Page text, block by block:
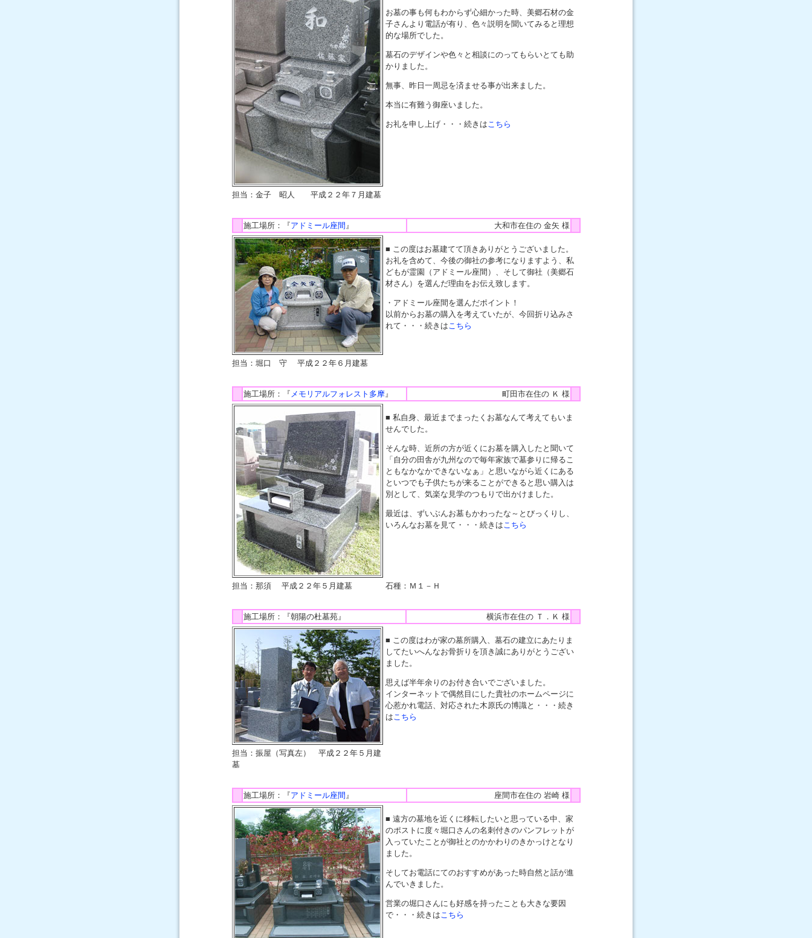
お墓の事も何もわからず心細かった時、美郷石材の金
子さんより電話が有り、色々説明を聞いてみると理想
的な場所でした。
墓石のデザインや色々と相談にのってもらいとても助
かりました。
無事、昨日一周忌を済ませる事が出来ました。
本当に有難う御座いました。
お礼を申し上げ・・・続きはこちら
担当：金子 昭人 平成２２年７月建墓
施工場所：『アドミール座間 』 大和市在住の 金矢 様
■ この度はお墓建てて頂きありがとうございました。
お礼を含めて、今後の御社の参考になりますよう、私
どもが霊園（アドミール座間）、そして御社（美郷石
材さん）を選んだ理由をお伝え致します。
・アドミール座間を選んだポイント！
以前からお墓の購入を考えていたが、今回折り込みさ
れて・・・続きはこちら
担当：堀口 守 平成２２年６月建墓
施工場所：『 メモリアルフォレスト多摩』 町田市在住の Ｋ 様
■ 私自身、最近までまったくお墓なんて考えてもいま
せんでした。
そんな時、近所の方が近くにお墓を購入したと聞いて
「自分の田舎が九州なので毎年家族で墓参りに帰るこ
ともなかなかできないなぁ」と思いながら近くにある
といつでも子供たちが来ることができると思い購入は
別として、気楽な見学のつもりで出かけました。
最近は、ずいぶんお墓もかわったな～とびっくりし、
いろんなお墓を見て・・・続きはこちら
担当：那須 平成２２年５月建墓 石種：Ｍ１－Ｈ
施工場所：『朝陽の杜墓苑』 横浜市在住の Ｔ．Ｋ 様
■ この度はわが家の墓所購入、墓石の建立にあたりま
してたいへんなお骨折りを頂き誠にありがとうござい
ました。
思えば半年余りのお付き合いでございました。
インターネットで偶然目にした貴社のホームページに
心惹かれ電話、対応された木原氏の博識と・・・続き
はこちら
担当：振屋（写真左） 平成２２年５月建
墓
施工場所：『アドミール座間 』 座間市在住の 岩崎 様
■ 遠方の墓地を近くに移転したいと思っている中、家
のポストに度々堀口さんの名刺付きのパンフレットが
入っていたことが御社とのかかわりのきかっけとなり
ました。
そしてお電話にてのおすすめがあった時自然と話が進
んでいきました。
営業の堀口さんにも好感を持ったことも大きな要因
で・・・続きはこちら